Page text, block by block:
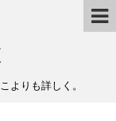
よりも詳しく。